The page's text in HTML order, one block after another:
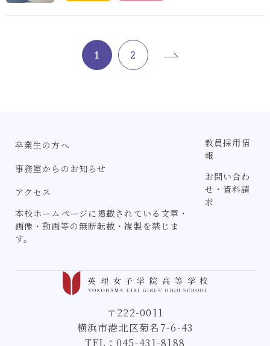
1 2
〒222-0011
横浜市港北区菊名7-6-43
TEL： 045-431-8188
卒業生の方へ
事務室からのお知らせ
アクセス
本校ホームページに掲載されている文章・
画像・動画等の無断転載・複製を禁じま
す。
教員採用情
報
お問い合わ
せ・資料請
求